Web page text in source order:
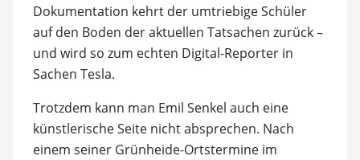
Dokumentation kehrt der umtriebige Schüler
auf den Boden der aktuellen Tatsachen zurück –
und wird so zum echten Digital-Reporter in
Sachen Tesla.
Trotzdem kann man Emil Senkel auch eine
künstlerische Seite nicht absprechen. Nach
einem seiner Grünheide-Ortstermine im